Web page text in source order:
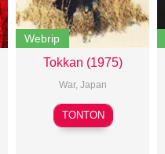
Webrip
Tokkan (1975)
War, Japan
Kihachi
Okamoto
TONTON